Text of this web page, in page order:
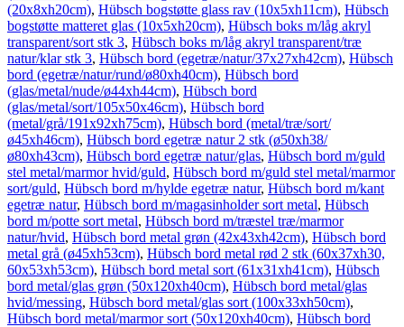
(20x8xh20cm), Hübsch bogstøtte glass rav (10x5xh11cm), Hübsch
bogstøtte matteret glas (10x5xh20cm), Hübsch boks m/låg akryl
transparent/sort stk 3, Hübsch boks m/låg akryl transparent/træ
natur/klar stk 3, Hübsch bord (egetræ/natur/37x27xh42cm), Hübsch
bord (egetræ/natur/rund/ø80xh40cm), Hübsch bord
(glas/metal/nude/ø44xh44cm), Hübsch bord
(glas/metal/sort/105x50x46cm), Hübsch bord
(metal/grå/191x92xh75cm), Hübsch bord (metal/træ/sort/
ø45xh46cm), Hübsch bord egetræ natur 2 stk (ø50xh38/
ø80xh43cm), Hübsch bord egetræ natur/glas, Hübsch bord m/guld
stel metal/marmor hvid/guld, Hübsch bord m/guld stel metal/marmor
sort/guld, Hübsch bord m/hylde egetræ natur, Hübsch bord m/kant
egetræ natur, Hübsch bord m/magasinholder sort metal, Hübsch
bord m/potte sort metal, Hübsch bord m/træstel træ/marmor
natur/hvid, Hübsch bord metal grøn (42x43xh42cm), Hübsch bord
metal grå (ø45xh53cm), Hübsch bord metal rød 2 stk (60x37xh30,
60x53xh53cm), Hübsch bord metal sort (61x31xh41cm), Hübsch
bord metal/glas grøn (50x120xh40cm), Hübsch bord metal/glas
hvid/messing, Hübsch bord metal/glas sort (100x33xh50cm),
Hübsch bord metal/marmor sort (50x120xh40cm), Hübsch bord